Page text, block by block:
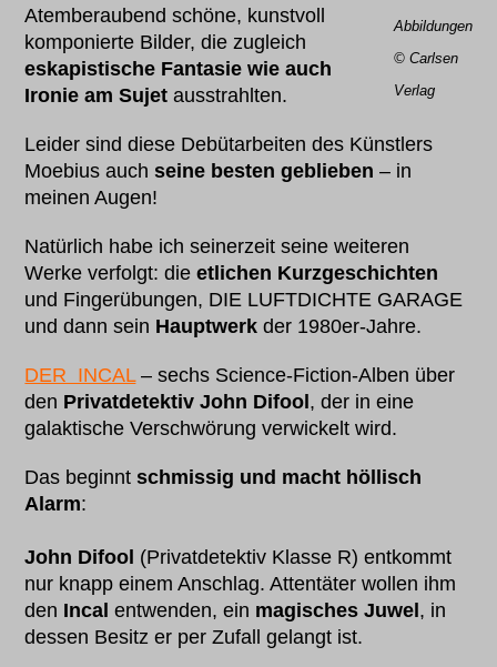
Abbildungen
© Carlsen
Verlag
Atemberaubend schöne, kunstvoll
komponierte Bilder, die zugleich
eskapistische Fantasie wie auch
Ironie am Sujetausstrahlten.
Leider sind diese Debütarbeiten des Künstlers
Moebius auchseine besten geblieben – in
meinen Augen!
Natürlich habe ich seinerzeit seine weiteren
Werke verfolgt: dieetlichen Kurzgeschichten
und Fingerübungen, DIE LUFTDICHTE GARAGE
und dann sein Hauptwerk der 1980er-Jahre.
DER INCAL– sechs Science-Fiction-Alben über
den Privatdetektiv John Difool , der in eine
galaktische Verschwörung verwickelt wird.
Das beginntschmissig und macht höllisch
Alarm:
John Difool (Privatdetektiv Klasse R) entkommt
nur knapp einem Anschlag. Attentäter wollen ihm
den Incal entwenden, ein magisches Juwel , in
dessen Besitz er per Zufall gelangt ist.